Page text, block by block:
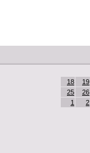
18 19
25
26
1
2